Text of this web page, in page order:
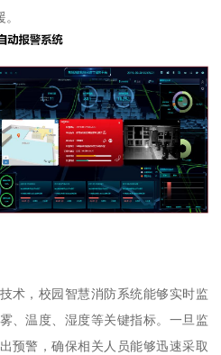
术，校园智慧消防系统能够实时监
、温度、湿度等关键指标。一旦监
预警，确保相关人员能够迅速采取